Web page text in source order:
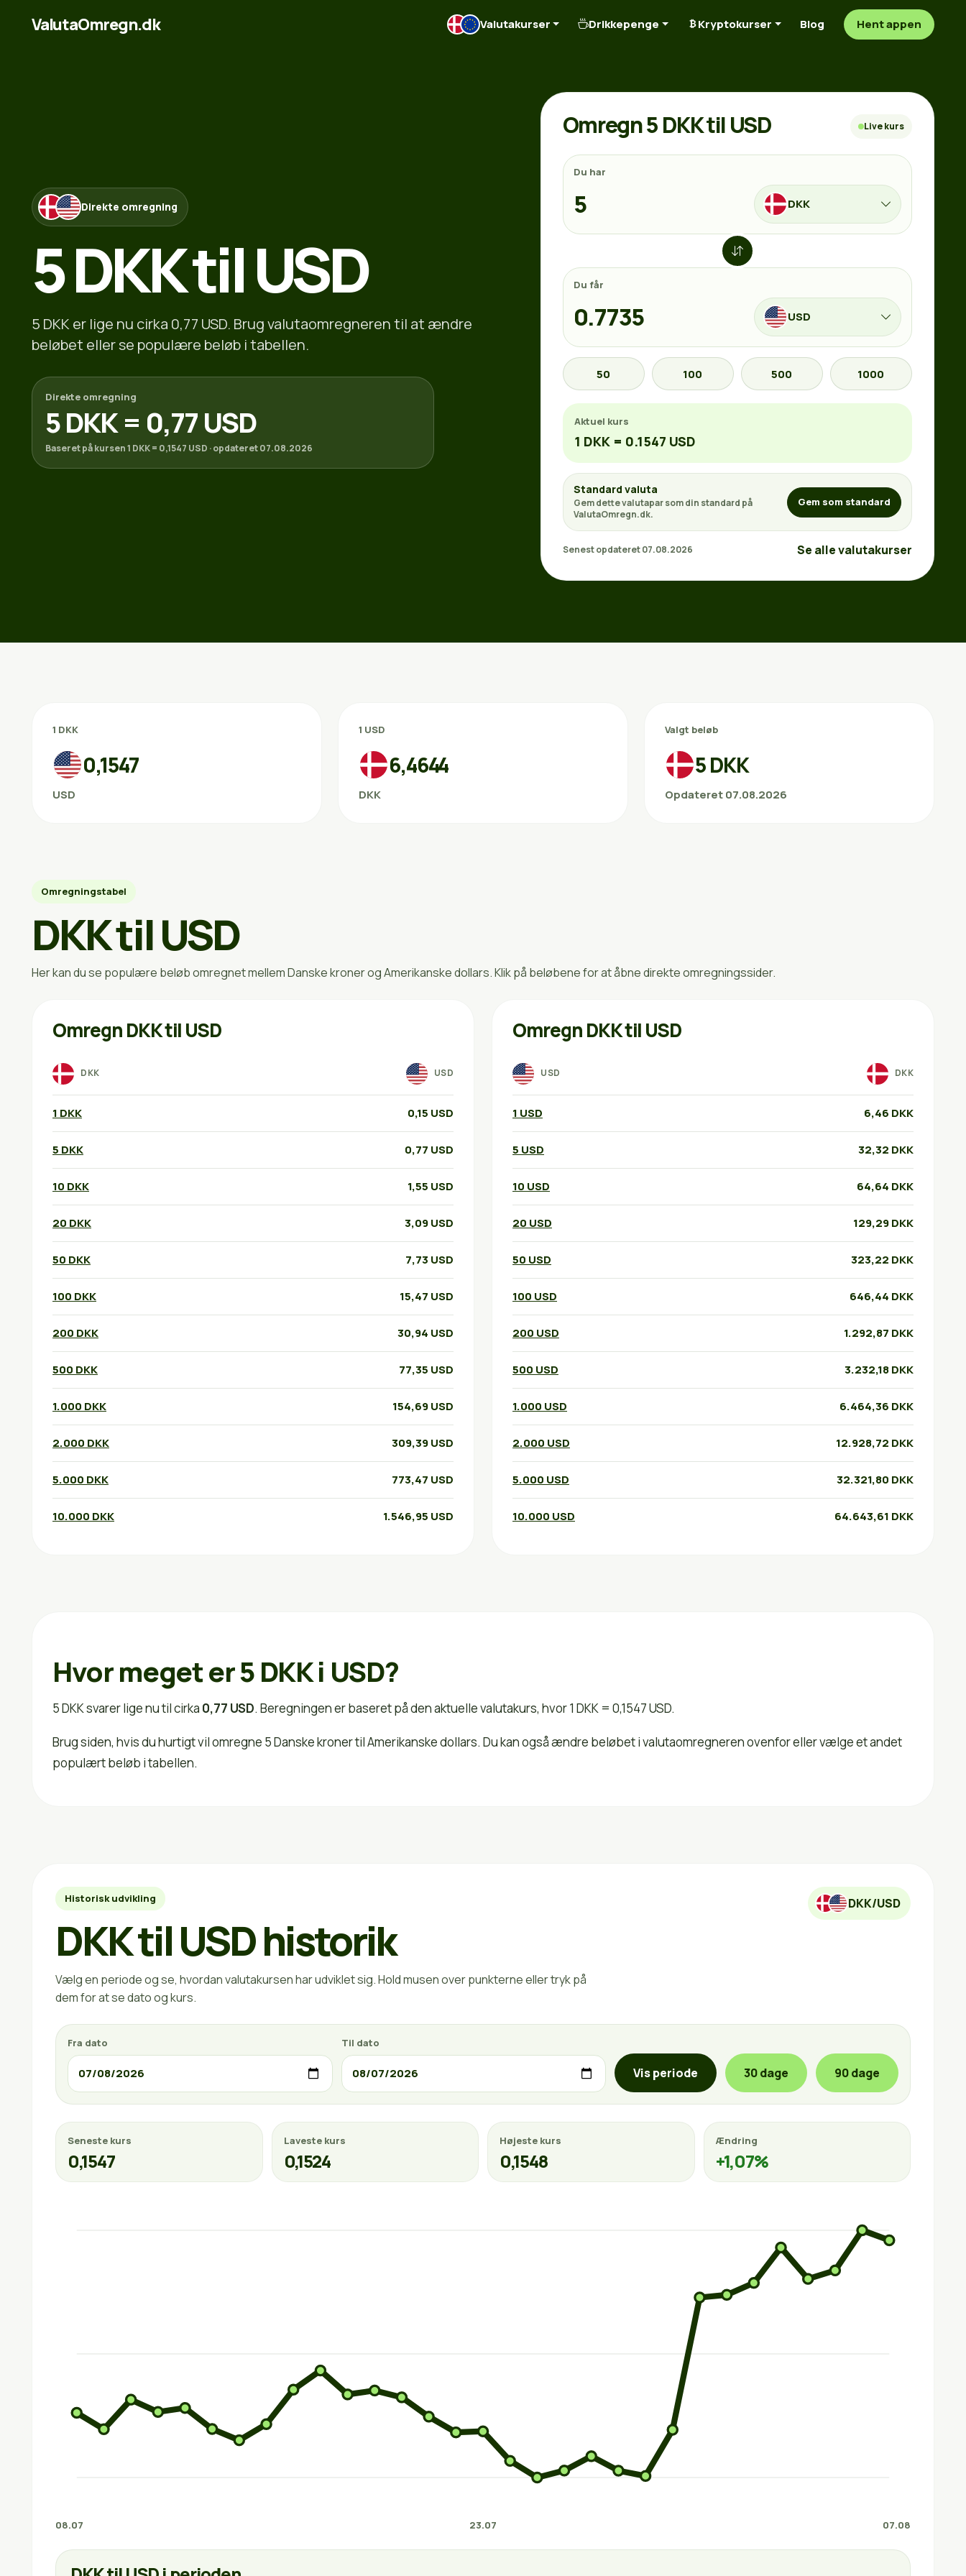
ValutaOmregn.dk Valutakurser Drikkepenge Kryptokurser Blog Hent appen
Direkte omregning
5 DKK til USD
5 DKK er lige nu cirka 0,77 USD. Brug valutaomregneren til at ændre
beløbet eller se populære beløb i tabellen.
Direkte omregning
5 DKK = 0,77 USD
Baseret på kursen 1 DKK = 0,1547 USD · opdateret 07.08.2026
Omregn 5 DKK til USD Live kurs
Du har
DKK
Du får
USD
50 100 500 1000
Aktuel kurs
1 DKK = 0.1547 USD
Standard valuta
Gem dette valutapar som din standard på
ValutaOmregn.dk.
Gem som standard
Senest opdateret 07.08.2026 Se alle valutakurser
1 DKK
0,1547
USD
1 USD
6,4644
DKK
Valgt beløb
5 DKK
Opdateret 07.08.2026
Omregningstabel
DKK til USD
Her kan du se populære beløb omregnet mellem Danske kroner og Amerikanske dollars. Klik på beløbene for at åbne direkte omregningssider.
Omregn DKK til USD
DKK USD
1 DKK 0,15 USD
5 DKK 0,77 USD
10 DKK 1,55 USD
20 DKK 3,09 USD
50 DKK 7,73 USD
100 DKK 15,47 USD
200 DKK 30,94 USD
500 DKK 77,35 USD
1.000 DKK 154,69 USD
2.000 DKK 309,39 USD
5.000 DKK 773,47 USD
10.000 DKK 1.546,95 USD
Omregn DKK til USD
USD DKK
1 USD 6,46 DKK
5 USD 32,32 DKK
10 USD 64,64 DKK
20 USD 129,29 DKK
50 USD 323,22 DKK
100 USD 646,44 DKK
200 USD 1.292,87 DKK
500 USD 3.232,18 DKK
1.000 USD 6.464,36 DKK
2.000 USD 12.928,72 DKK
5.000 USD 32.321,80 DKK
10.000 USD 64.643,61 DKK
Hvor meget er 5 DKK i USD?
5 DKK svarer lige nu til cirka 0,77 USD. Beregningen er baseret på den aktuelle valutakurs, hvor 1 DKK = 0,1547 USD.
Brug siden, hvis du hurtigt vil omregne 5 Danske kroner til Amerikanske dollars. Du kan også ændre beløbet i valutaomregneren ovenfor eller vælge et andet
populært beløb i tabellen.
Historisk udvikling
DKK til USD historik
Vælg en periode og se, hvordan valutakursen har udviklet sig. Hold musen over punkterne eller tryk på
dem for at se dato og kurs.
DKK/USD
Fra dato Til dato
Vis periode 30 dage 90 dage
Seneste kurs
0,1547
Laveste kurs
0,1524
Højeste kurs
0,1548
Ændring
+1,07%
08.07 23.07 07.08